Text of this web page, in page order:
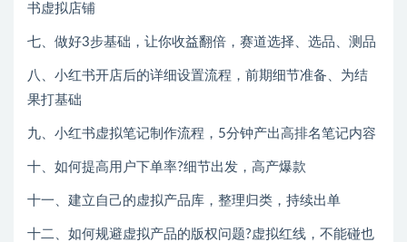
书虚拟店铺
七、做好3步基础，让你收益翻倍，赛道选择、选品、测品
八、小红书开店后的详细设置流程，前期细节准备、为结
果打基础
九、小红书虚拟笔记制作流程，5分钟产出高排名笔记内容
十、如何提高用户下单率?细节出发，高产爆款
十一、建立自己的虚拟产品库，整理归类，持续出单
十二、如何规避虚拟产品的版权问题?虚拟红线，不能碰也